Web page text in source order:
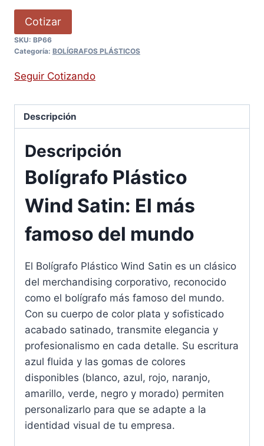
Cotizar
SKU: BP66
Categoría: BOLÍGRAFOS PLÁSTICOS
Seguir Cotizando
Descripción
Descripción
Bolígrafo Plástico
Wind Satin: El más
famoso del mundo
El Bolígrafo Plástico Wind Satin es un clásico
del merchandising corporativo, reconocido
como el bolígrafo más famoso del mundo.
Con su cuerpo de color plata y sofisticado
acabado satinado, transmite elegancia y
profesionalismo en cada detalle. Su escritura
azul fluida y las gomas de colores
disponibles (blanco, azul, rojo, naranjo,
amarillo, verde, negro y morado) permiten
personalizarlo para que se adapte a la
identidad visual de tu empresa.